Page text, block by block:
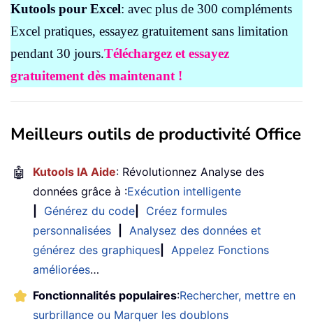
Kutools pour Excel: avec plus de 300 compléments
Excel pratiques, essayez gratuitement sans limitation
pendant 30 jours.Téléchargez et essayez
gratuitement dès maintenant !
Meilleurs outils de productivité Office
🤖 Kutools IA Aide: Révolutionnez Analyse des
données grâce à :Exécution intelligente
Générez du code
Créez formules
personnalisées
Analysez des données et
générez des graphiques
Appelez Fonctions
améliorées…
Fonctionnalités populaires:Rechercher, mettre en
surbrillance ou Marquer les doublons